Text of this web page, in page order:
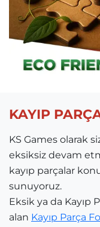
KAYIP
KS Games olarak
eksiksiz devam
kayıp parçalar
sunuyoruz.
Eksik ya da Kayıp
alan Kayıp Parça